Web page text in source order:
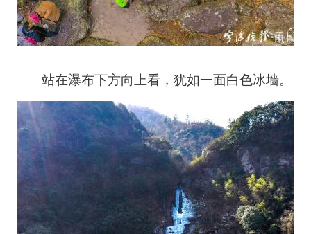
站在瀑布下方向上看，犹如一面白色冰墙。